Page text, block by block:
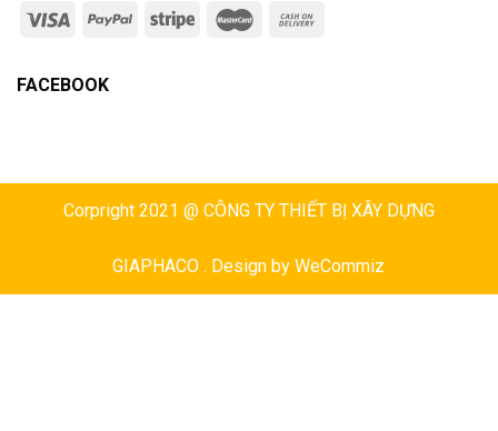
FACEBOOK
Corpright 2021 @ CÔNG TY THIẾT BỊ XÂY DỰNG
GIAPHACO . Design byWeCommiz